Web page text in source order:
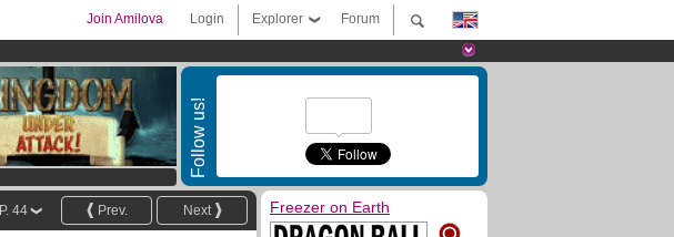
Forum
Explorer
Login
Join Amilova
Follow us!
Next
Prev.
P. 44 Freezer on Earth